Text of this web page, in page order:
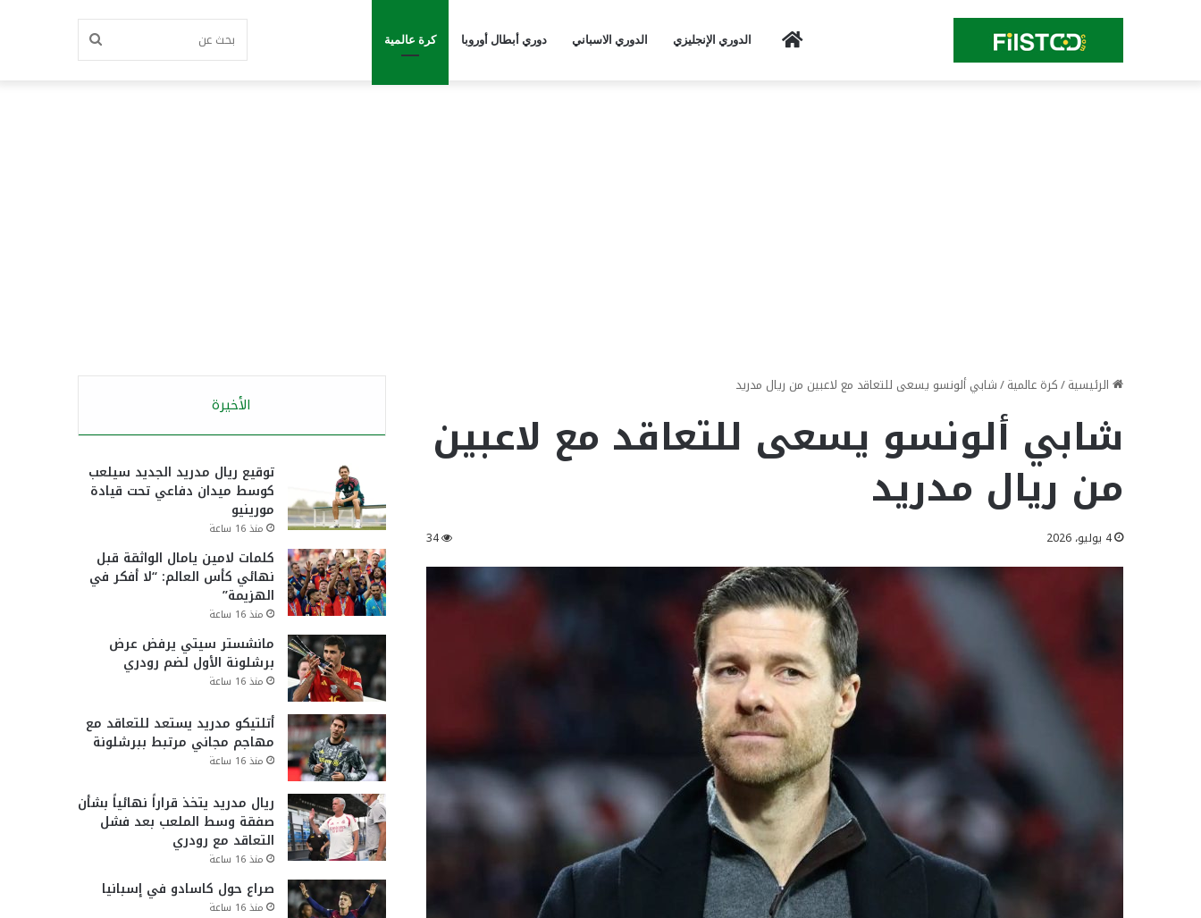
Home الدوري الإنجليزي الدوري الاسباني دوري أبطال أوروبا كرة عالمية بحث
الرئيسية/كرة عالمية/شابي ألونسو يسعى للتعاقد مع لاعبين من ريال مدريد
شابي ألونسو يسعى للتعاقد مع لاعبين
من ريال مدريد
4 يوليو، 2026 34
الأخيرة
توقيع ريال مدريد الجديد سيلعب
كوسط ميدان دفاعي تحت قيادة
مورينيو
منذ 16 ساعة
كلمات لامين يامال الواثقة قبل
نهائي كأس العالم: “لا أفكر في
الهزيمة”
منذ 16 ساعة
مانشستر سيتي يرفض عرض
برشلونة الأول لضم رودري
منذ 16 ساعة
أتلتيكو مدريد يستعد للتعاقد مع
مهاجم مجاني مرتبط ببرشلونة
منذ 16 ساعة
ريال مدريد يتخذ قراراً نهائياً بشأن
صفقة وسط الملعب بعد فشل
التعاقد مع رودري
منذ 16 ساعة
صراع حول كاسادو في إسبانيا
منذ 16 ساعة